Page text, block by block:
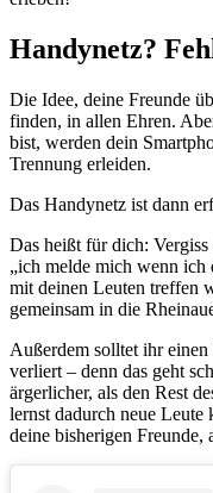
Handynetz?
Die Idee, deine Freunde
finden, in allen Ehren.
bist, werden dein
Trennung erleiden.
Das Handynetz ist dann
Das heißt für dich: Vergiss
„ich melde mich wenn
mit deinen Leuten treffen
gemeinsam in die
Außerdem solltet ihr
verliert – denn das geht
ärgerlicher, als den Rest
lernst dadurch neue Leute
deine bisherigen Freunde,